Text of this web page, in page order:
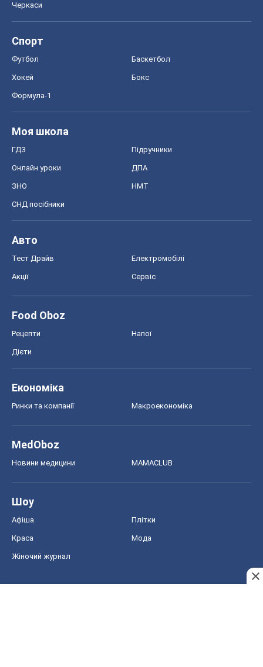
Черкаси
Спорт
Футбол Баскетбол
Хокей Бокс
Формула-1
Моя школа
ГДЗ Підручники
Онлайн уроки ДПА
ЗНО НМТ
СНД посібники
Авто
Тест Драйв Електромобілі
Акції Сервіс
Food Oboz
Рецепти Напої
Дієти
Економіка
Ринки та компанії Макроекономіка
MedOboz
Новини медицини MAMACLUB
Шоу
Афіша Плітки
Краса Мода
Жіночий журнал